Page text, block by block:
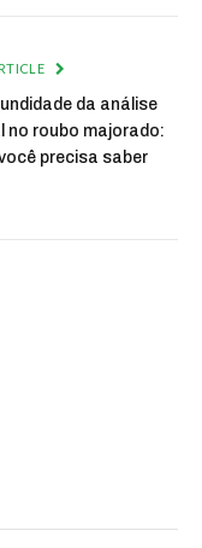
da análise
no roubo majorado:
precisa saber